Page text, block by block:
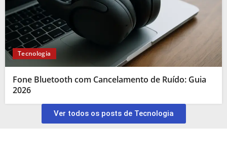
Tecnologia
Fone Bluetooth com Cancelamento de Ruído: Guia
2026
Ver todos os posts de Tecnologia